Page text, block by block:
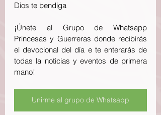
Dios te bendiga
¡Únete al Grupo de Whatsapp
Princesas y Guerreras donde recibirás
el devocional del día e te enterarás de
todas la noticias y eventos de primera
mano!
Unirme al grupo de Whatsapp